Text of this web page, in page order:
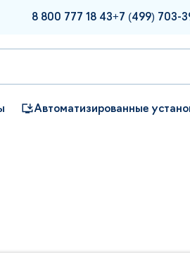
8 800 777 18 43+7 (499) 703-
Автоматизированные